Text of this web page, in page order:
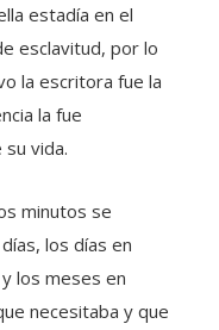
estadía en el
esclavitud, por lo
la escritora fue la
la fue
vida.
minutos se
los días en
los meses en
necesitaba y que